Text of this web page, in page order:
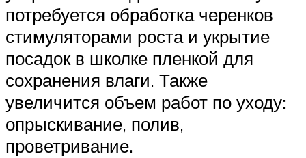
потребуется обработка черенков
стимуляторами роста и укрытие
посадок в школке пленкой для
сохранения влаги. Также
увеличится объем работ по уходу:
опрыскивание, полив,
проветривание.